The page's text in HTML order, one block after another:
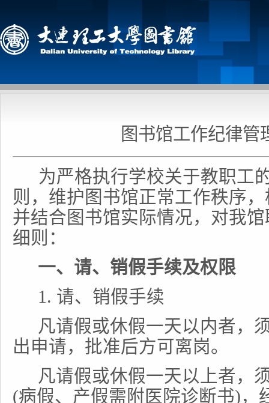
图书馆工作纪律管
为严格执行学校关于教职工
则，维护图书馆正常工作秩序
并结合图书馆实际情况，对我
细则：
一、请、销假手续及权限
1. 请、销假手续
凡请假或休假一天以内者，
出申请，批准后方可离岗。
凡请假或休假一天以上者，
(病假、产假需附医院诊断书)，